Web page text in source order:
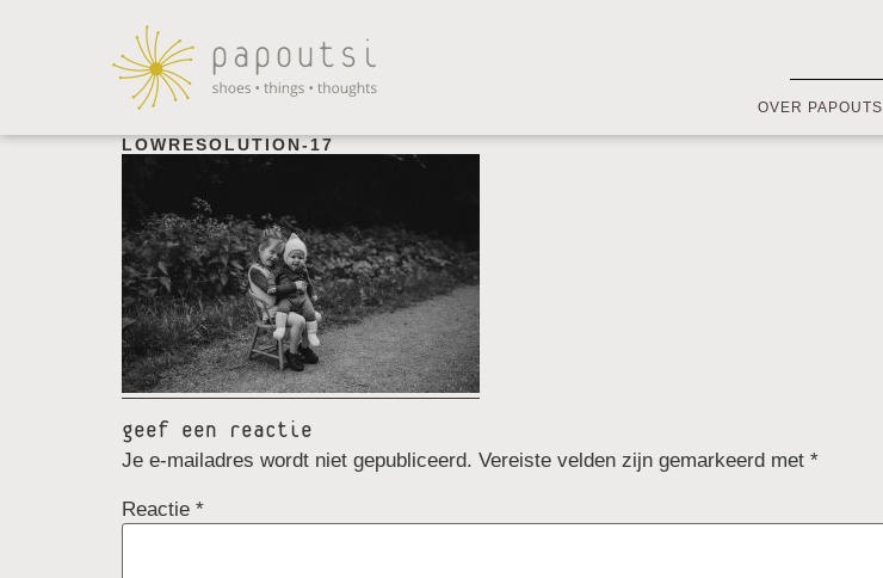
OVER PAPOUTSI
LOWRESOLUTION-17
geef een reactie
Je e-mailadres wordt niet gepubliceerd. Vereiste velden zijn gemarkeerd met *
Reactie *